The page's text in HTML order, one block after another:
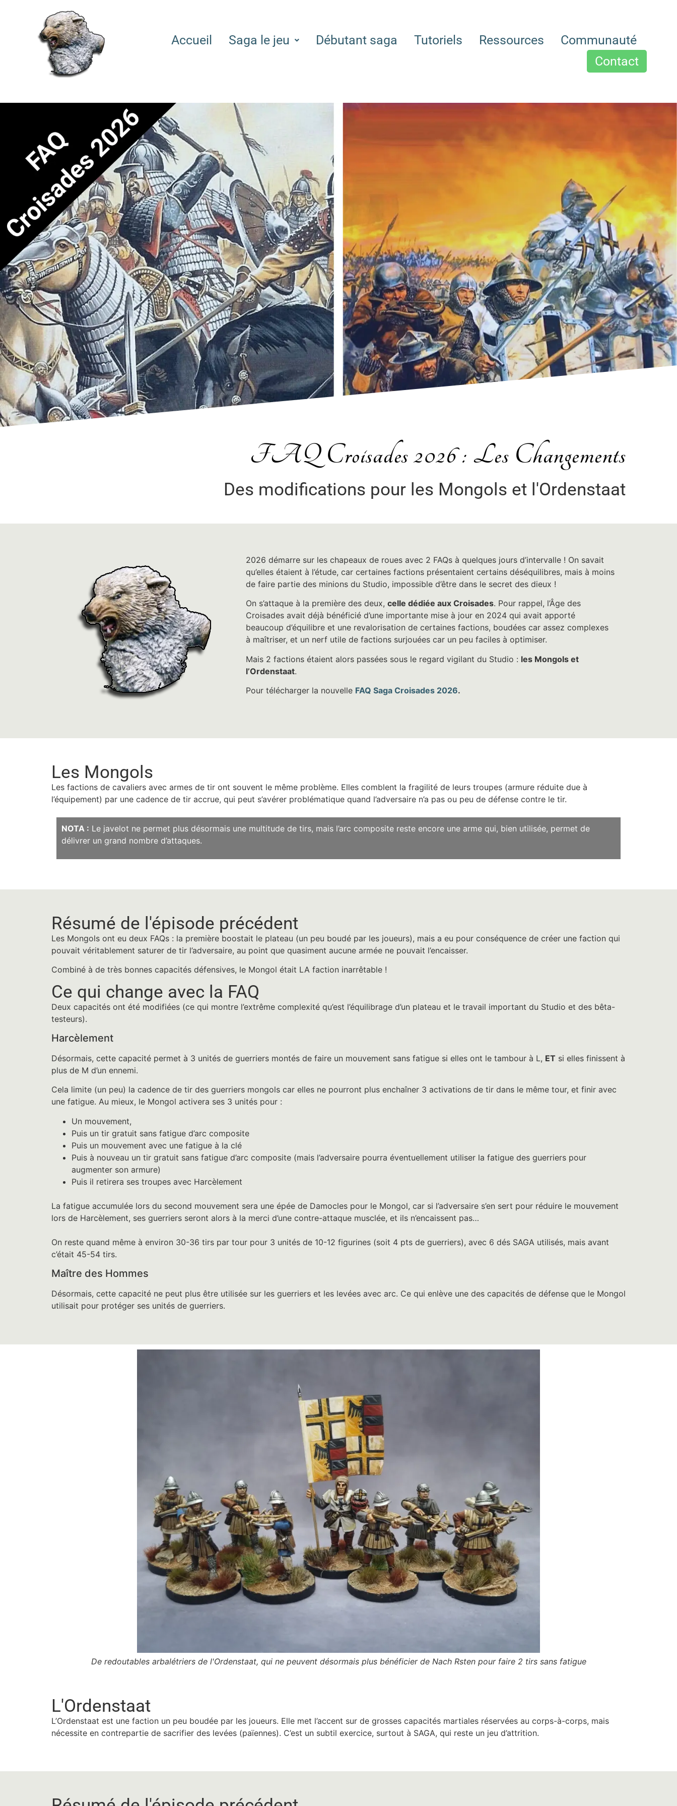
Accueil Saga le jeu Débutant saga Tutoriels Ressources
Communauté
Contact
FAQ Croisades 2026 : Les Changements
Des modifications pour les Mongols et l'Ordenstaat
2026 démarre sur les chapeaux de roues avec 2 FAQs à quelques jours d’intervalle ! On savait
qu’elles étaient à l’étude, car certaines factions présentaient certains déséquilibres, mais à moins
de faire partie des minions du Studio, impossible d’être dans le secret des dieux !
On s’attaque à la première des deux,celle dédiée aux Croisades. Pour rappel, l’Âge des
Croisades avait déjà bénéficié d’une importante mise à jour en 2024 qui avait apporté
beaucoup d’équilibre et une revalorisation de certaines factions, boudées car assez complexes
à maîtriser, et un nerf utile de factions surjouées car un peu faciles à optimiser.
Mais 2 factions étaient alors passées sous le regard vigilant du Studio : les Mongols et
l’Ordenstaat.
Pour télécharger la nouvelle FAQ Saga Croisades 2026.
Les Mongols
Les factions de cavaliers avec armes de tir ont souvent le même problème. Elles comblent la fragilité de leurs troupes (armure réduite due à
l’équipement) par une cadence de tir accrue, qui peut s’avérer problématique quand l’adversaire n’a pas ou peu de défense contre le tir.
NOTA : Le javelot ne permet plus désormais une multitude de tirs, mais l’arc composite reste encore une arme qui, bien utilisée, permet de
délivrer un grand nombre d’attaques.
Résumé de l'épisode précédent
Les Mongols ont eu deux FAQs : la première boostait le plateau (un peu boudé par les joueurs), mais a eu pour conséquence de créer une faction qui
pouvait véritablement saturer de tir l’adversaire, au point que quasiment aucune armée ne pouvait l’encaisser.
Combiné à de très bonnes capacités défensives, le Mongol était LA faction inarrêtable !
Ce qui change avec la FAQ
Deux capacités ont été modifiées (ce qui montre l’extrême complexité qu’est l’équilibrage d’un plateau et le travail important du Studio et des bêta-
testeurs).
Harcèlement
Désormais, cette capacité permet à 3 unités de guerriers montés de faire un mouvement sans fatigue si elles ont le tambour à L, ET si elles finissent à
plus de M d’un ennemi.
Cela limite (un peu) la cadence de tir des guerriers mongols car elles ne pourront plus enchaîner 3 activations de tir dans le même tour, et finir avec
une fatigue. Au mieux, le Mongol activera ses 3 unités pour :
Un mouvement,
Puis un tir gratuit sans fatigue d’arc composite
Puis un mouvement avec une fatigue à la clé
Puis à nouveau un tir gratuit sans fatigue d’arc composite (mais l’adversaire pourra éventuellement utiliser la fatigue des guerriers pour
augmenter son armure)
Puis il retirera ses troupes avec Harcèlement
La fatigue accumulée lors du second mouvement sera une épée de Damocles pour le Mongol, car si l’adversaire s’en sert pour réduire le mouvement
lors de Harcèlement, ses guerriers seront alors à la merci d’une contre-attaque musclée, et ils n’encaissent pas…
On reste quand même à environ 30-36 tirs par tour pour 3 unités de 10-12 figurines (soit 4 pts de guerriers), avec 6 dés SAGA utilisés, mais avant
c’était 45-54 tirs.
Maître des Hommes
Désormais, cette capacité ne peut plus être utilisée sur les guerriers et les levées avec arc. Ce qui enlève une des capacités de défense que le Mongol
utilisait pour protéger ses unités de guerriers.
De redoutables arbalétriers de l'Ordenstaat, qui ne peuvent désormais plus bénéficier de Nach Rsten pour faire 2 tirs sans fatigue
L'Ordenstaat
L’Ordenstaat est une faction un peu boudée par les joueurs. Elle met l’accent sur de grosses capacités martiales réservées au corps-à-corps, mais
nécessite en contrepartie de sacrifier des levées (païennes). C’est un subtil exercice, surtout à SAGA, qui reste un jeu d’attrition.